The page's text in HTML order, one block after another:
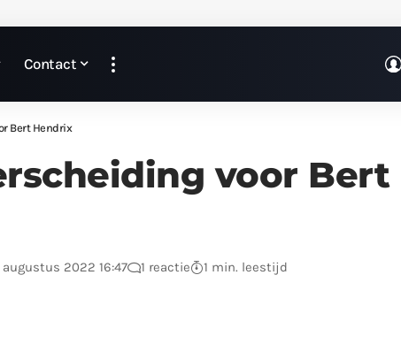
Contact
Bert Hendrix
voor Bert
2022 16:47 1 reactie 1 min. leestijd